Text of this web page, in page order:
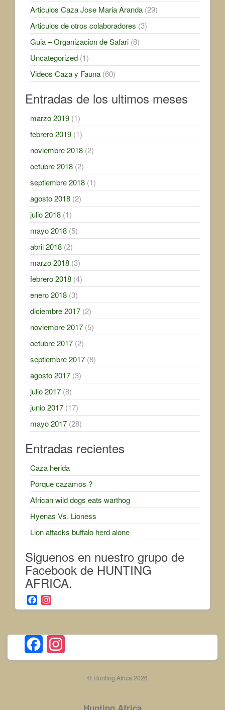
Articulos Caza Jose Maria Aranda (29)
Articulos de otros colaboradores (3)
Guia – Organizacion de Safari (8)
Uncategorized (1)
Videos Caza y Fauna (60)
Entradas de los ultimos meses
marzo 2019 (1)
febrero 2019 (1)
noviembre 2018 (2)
octubre 2018 (2)
septiembre 2018 (1)
agosto 2018 (2)
julio 2018 (1)
mayo 2018 (5)
abril 2018 (2)
marzo 2018 (3)
febrero 2018 (4)
enero 2018 (3)
diciembre 2017 (2)
noviembre 2017 (5)
octubre 2017 (2)
septiembre 2017 (8)
agosto 2017 (3)
julio 2017 (8)
junio 2017 (17)
mayo 2017 (28)
Entradas recientes
Caza herida
Porque cazamos ?
African wild dogs eats warthog
Hyenas Vs. Lioness
Lion attacks buffalo herd alone
Siguenos en nuestro grupo de
Facebook de HUNTING
AFRICA.
F
a
b
o
o
n
a
g
r
a
n
© Hunting Africa 2026